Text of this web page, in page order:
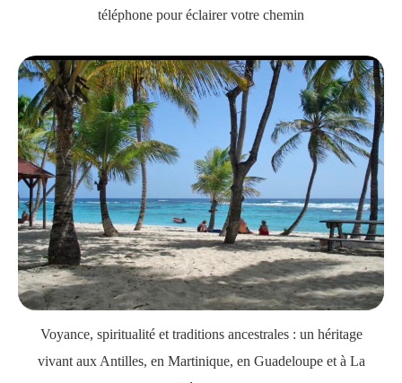
téléphone pour éclairer votre chemin
Voyance, spiritualité et traditions ancestrales : un héritage
vivant aux Antilles, en Martinique, en Guadeloupe et à La